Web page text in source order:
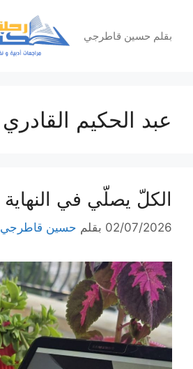
المحتوىبقلم حسين قاطرجي
عبد الحكيم القادري
الكلّ يصلّي في النهاية
02/07/2026 بقلم حسين قاطرجي